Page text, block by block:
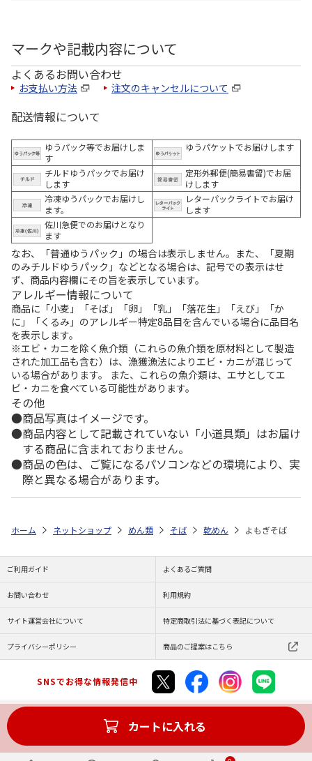
マークや記載内容について
よくあるお問い合わせ
お支払い方法 注文のキャンセルについて
配送情報について
ゆうパック等でお届けしま
す
ゆうパケットでお届けします
チルドゆうパックでお届け
します
定形外郵便(簡易書留)でお届
けします
冷凍ゆうパックでお届けし
ます。
レターパックライトでお届け
します
佐川急便でのお届けとなり
ます
なお、「普通ゆうパック」の場合は表示しません。また、「夏期
のみチルドゆうパック」などとなる場合は、記号での表示はせ
ず、商品内容欄にその旨を表示しています。
アレルギー情報について
商品に「小麦」「そば」「卵」「乳」「落花生」「えび」「か
に」「くるみ」のアレルギー特定8品目を含んでいる場合に品目名
を表示します。
※エビ・カニを除く魚介類（これらの魚介類を原材料として製造
された加工品も含む）は、漁獲漁法によりエビ・カニが混じって
いる場合があります。 また、これらの魚介類は、エサとしてエ
ビ・カニを食べている可能性があります。
その他
商品写真はイメージです。
商品内容として記載されていない「小道具類」はお届け
する商品に含まれておりません。
商品の色は、ご覧になるパソコンなどの環境により、実
際と異なる場合があります。
カートに入れる
ホーム ネットショップ めん類 そば 乾めん よもぎそば
ご利用ガイド よくあるご質問
お問い合わせ 利用規約
サイト運営会社について 特定商取引法に基づく表記について
プライバシーポリシー 商品のご提案はこちら
SNSでお得な情報発信中
Copyright (C) JAPAN POST Co.,Ltd. All Rights Reserved.